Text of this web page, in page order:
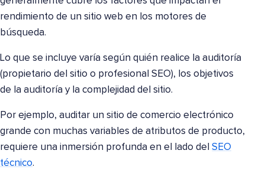
rendimiento de un sitio web en los motores de
búsqueda.
Lo que se incluye varía según quién realice la auditoría
(propietario del sitio o profesional SEO), los objetivos
de la auditoría y la complejidad del sitio.
Por ejemplo, auditar un sitio de comercio electrónico
grande con muchas variables de atributos de producto,
requiere una inmersión profunda en el lado del SEO
técnico.